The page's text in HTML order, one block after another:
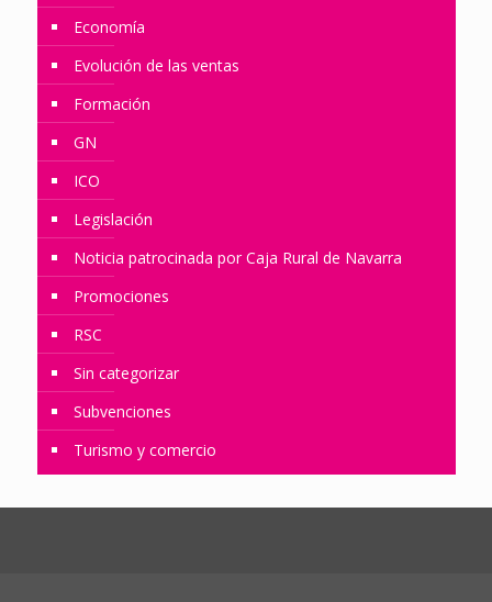
Economía
Evolución de las ventas
Formación
GN
ICO
Legislación
Noticia patrocinada por Caja Rural de Navarra
Promociones
RSC
Sin categorizar
Subvenciones
Turismo y comercio